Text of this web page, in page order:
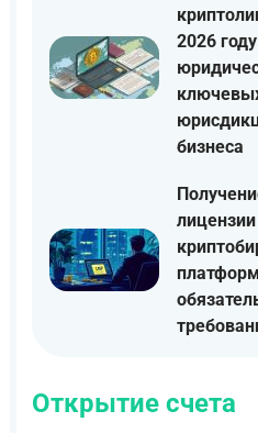
2026
бизнеса
Открытие счета